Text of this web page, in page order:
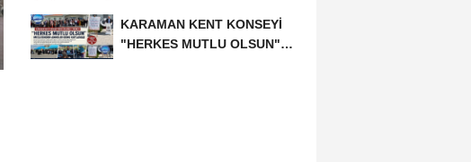
KARAMAN KENT KONSEYİ
"HERKES MUTLU OLSUN"